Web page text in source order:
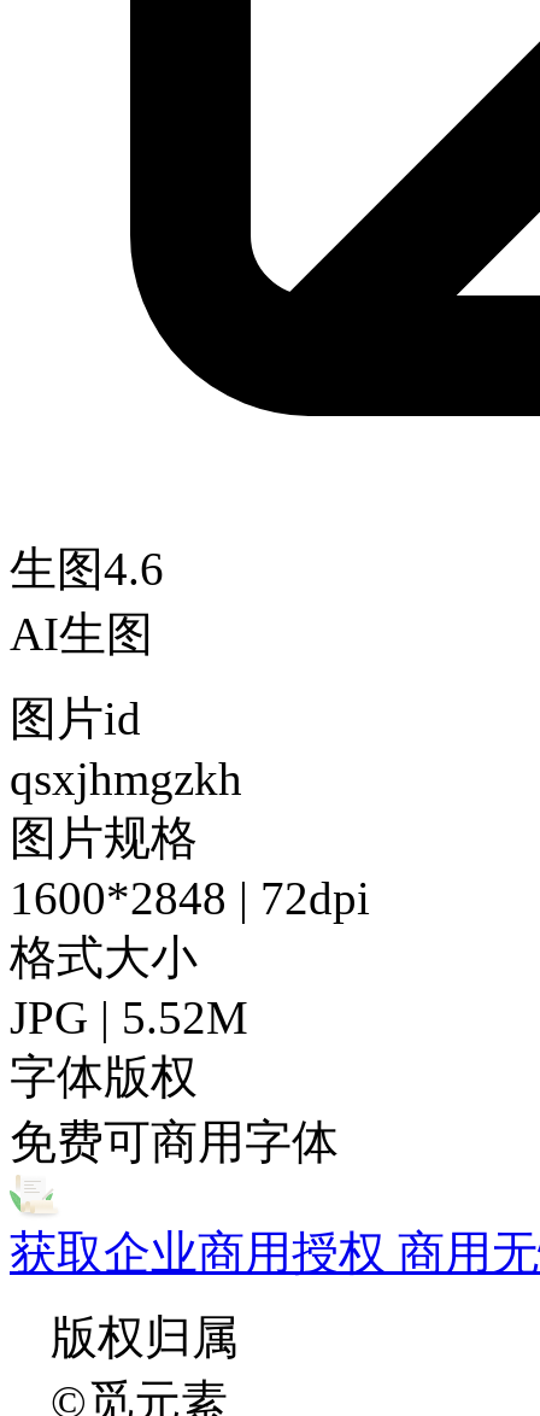
生图4.6
AI生图
图片id
qsxjhmgzkh
图片规格
1600*2848 | 72dpi
格式大小
JPG | 5.52M
字体版权
免费可商用字体
获取企业商用授权 商用
版权归属
©觅元素